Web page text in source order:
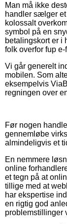
Man må ikke
handler sælger
kolossalt
symbol på en
betalingskort er i
folk overfor fup e-
Vi går generelt
mobilen. Som
eksempelvis
regningen over
Før nogen
gennemløbe
almindeligvis et
En nemmere
online
et tegn på at
tillige med at
har ekspertise
en rigtig god
problemstillinger